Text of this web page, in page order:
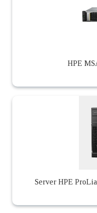
HPE
Server HPE